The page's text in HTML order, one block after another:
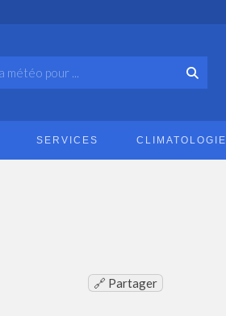
SERVICES CLIMATOLOGIE
🔗 Partager